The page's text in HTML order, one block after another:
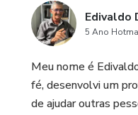
Edivaldo
5 Ano
Meu nome é
fé, desenvolvi um
de ajudar outras